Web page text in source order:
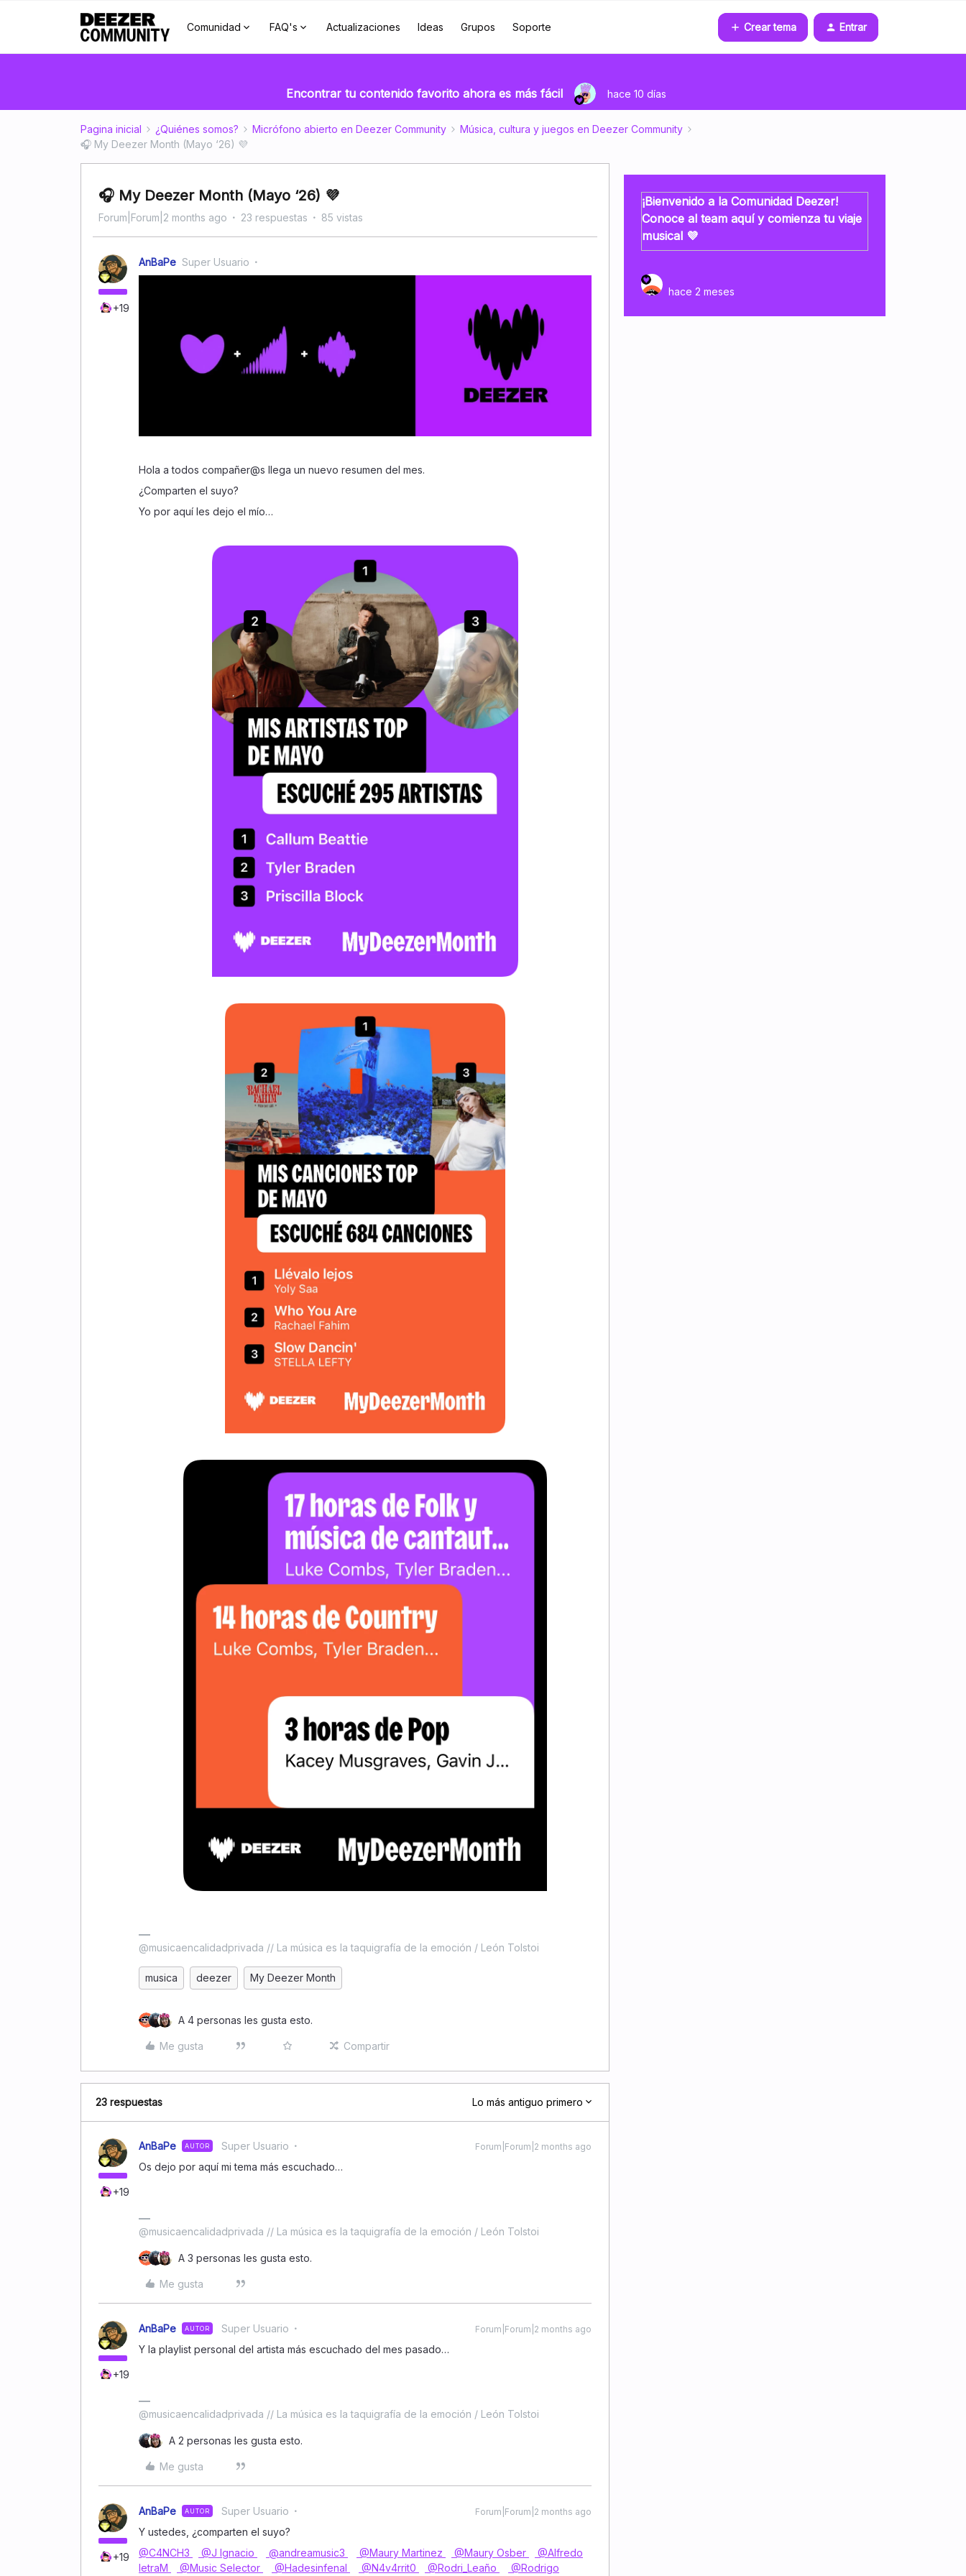
Comunidad FAQ's Actualizaciones Ideas Grupos Soporte Crear tema Entrar
Encontrar tu contenido favorito ahora es más fácil hace 10 días
Pagina inicial ¿Quiénes somos? Micrófono abierto en Deezer Community
Música, cultura y juegos en Deezer Community
🎧 My Deezer Month (Mayo ‘26) 💜
🎧 My Deezer Month (Mayo ‘26) 💜
Forum|Forum|2 months ago 23 respuestas 85 vistas
+19
AnBaPe Super Usuario
Hola a todos compañer@s llega un nuevo resumen del mes.
¿Comparten el suyo?
Yo por aquí les dejo el mío…
@musicaencalidadprivada // La música es la taquigrafía de la emoción / León Tolstoi
musica deezer My Deezer Month
A 4 personas les gusta esto.
Me gusta Compartir
23 respuestas Lo más antiguo primero
+19
AnBaPe AUTOR Super Usuario Forum|Forum|2 months ago
Os dejo por aquí mi tema más escuchado…
@musicaencalidadprivada // La música es la taquigrafía de la emoción / León Tolstoi
A 3 personas les gusta esto.
Me gusta
+19
AnBaPe AUTOR Super Usuario Forum|Forum|2 months ago
Y la playlist personal del artista más escuchado del mes pasado…
@musicaencalidadprivada // La música es la taquigrafía de la emoción / León Tolstoi
A 2 personas les gusta esto.
Me gusta
+19
AnBaPe AUTOR Super Usuario Forum|Forum|2 months ago
Y ustedes, ¿comparten el suyo?
@C4NCH3
@J Ignacio @andreamusic3 @Maury Martinez @Maury Osber
@Alfredo
letraM
@Music Selector @Hadesinfenal @N4v4rrit0 @Rodri_Leaño @Rodrigo
¡Bienvenido a la Comunidad Deezer!
Conoce al team aquí y comienza tu viaje
musical 💜
hace 2 meses